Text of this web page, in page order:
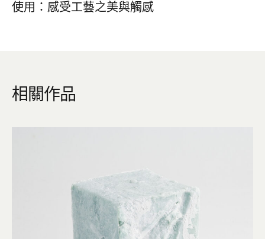
使用：感受工藝之美與觸感
相關作品